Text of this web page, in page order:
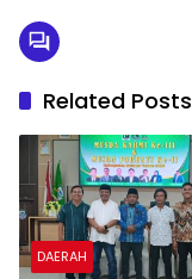
Related Posts
DAERAH